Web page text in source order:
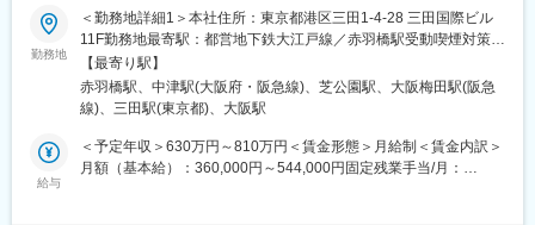
て提供します。
◇成果創出プログラム：
営業、製造、経営企画などあらゆる部門において「マネジメント
力」を切り口に課題を解決。管理者に対して様々な角度から「気
づき」を与え、認識と行動を変えることで組織としての実行力を
◇新規事業創出/戦略立案の支援：
事業の立ち上げ支援だけでなく、「自走するまでの仕組みづく
■募集背景：
当社では「あらゆる判断を、Data-Informedに。」をパーパスに掲
げ、クライアントの課題をデータにより多角的に分析し示唆を提
供するコンサルティングや、データを用いた判断を継続的に支援
するデータ処理基盤開発といったサービスを提供しています。
2022年3月の上場以降サービスや顧客の拡大フェーズに入ってお
り、既存の大型クライアントに加え、新規クライアントからの引
勤務地
＜勤務地詳細1＞本社住所：東京都港区三田1-4-28 三田国際ビル
11F勤務地最寄駅：都営地下鉄大江戸線／赤羽橋駅受動喫煙対策：
敷地内喫煙可能場所あり＜勤務地詳細2＞大阪オフィス住所：大阪
府大阪市北区大深町6番38号 グラングリーン大阪 北館 JAM
BASE 4階 JAM-STUDIO 404号室勤務地最寄駅：JR線／大阪駅受
【最寄り駅】
赤羽橋駅、中津駅(大阪府・阪急線)、芝公園駅、大阪梅田駅(阪急
線)、三田駅(東京都)、大阪駅
給与
＜予定年収＞630万円～810万円＜賃金形態＞月給制＜賃金内訳＞
月額（基本給）：360,000円～544,000円固定残業手当/月：